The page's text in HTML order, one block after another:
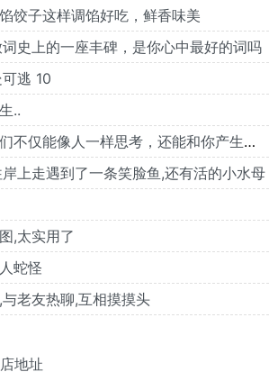
饺子这样调馅好吃，鲜香味美
词史上的一座丰碑，是你心中最好的词吗
逃 10
..
别乱吃章鱼了！它们不仅能像人一样思考，还能和你产生情感……
上走遇到了一条笑脸鱼,还有活的小水母
,太实用了
蛇怪
老友热聊,互相摸摸头
地址